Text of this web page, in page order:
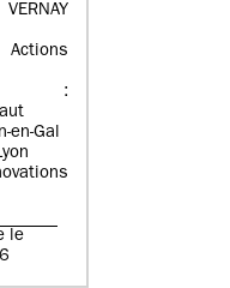
:
en-Gal
le